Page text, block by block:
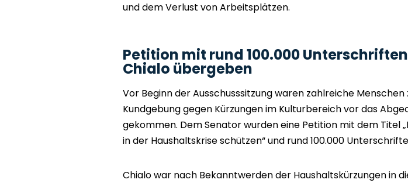
und dem Verlust von Arbeitsplätzen.
Petition mit rund 100.000
Chialo übergeben
Vor Beginn der Ausschusssitzung waren zahlreiche Menschen
Kundgebung gegen Kürzungen im Kulturbereich vor das
gekommen. Dem Senator wurden eine Petition mit dem Titel
in der Haushaltskrise schützen“ und rund 100.000
Chialo war nach Bekanntwerden der Haushaltskürzungen in